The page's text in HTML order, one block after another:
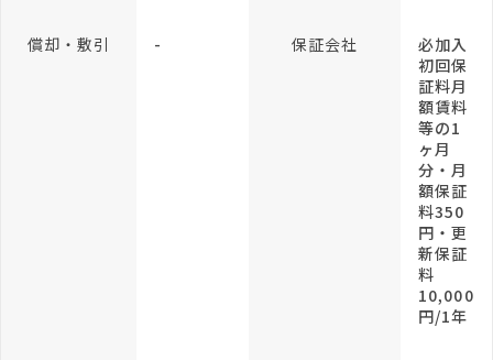
償却・敷引 - 保証会社
必加入
初回保
証料月
額賃料
等の1
ヶ月
分・月
額保証
料350
円・更
新保証
料
10,000
円/1年